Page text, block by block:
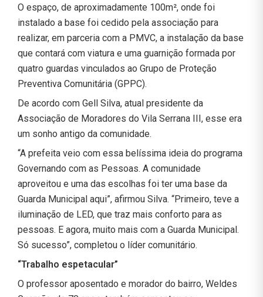
O espaço, de aproximadamente 100m², onde foi
instalado a base foi cedido pela associação para
realizar, em parceria com a PMVC, a instalação da base
que contará com viatura e uma guarnição formada por
quatro guardas vinculados ao Grupo de Proteção
Preventiva Comunitária (GPPC).
De acordo com Gell Silva, atual presidente da
Associação de Moradores do Vila Serrana III, esse era
um sonho antigo da comunidade.
“A prefeita veio com essa belíssima ideia do programa
Governando com as Pessoas. A comunidade
aproveitou e uma das escolhas foi ter uma base da
Guarda Municipal aqui”, afirmou Silva. “Primeiro, teve a
iluminação de LED, que traz mais conforto para as
pessoas. E agora, muito mais com a Guarda Municipal.
Só sucesso”, completou o líder comunitário.
“Trabalho espetacular”
O professor aposentado e morador do bairro, Weldes